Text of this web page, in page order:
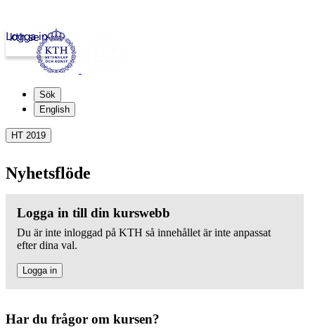
kth.se
Logga in
Sök
English
HT 2019
Nyhetsflöde
Logga in till din kurswebb
Du är inte inloggad på KTH så innehållet är inte anpassat
efter dina val.
Logga in
Har du frågor om kursen?